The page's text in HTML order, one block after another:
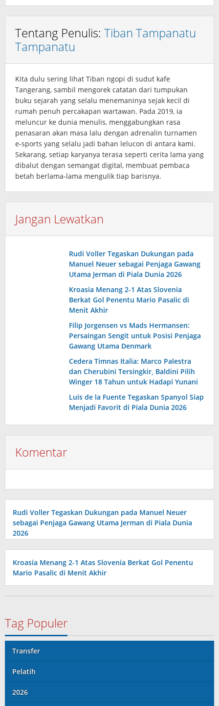
Tentang Penulis: Tiban Tampanatu
Tampanatu
Kita dulu sering lihat Tiban ngopi di sudut kafe
Tangerang, sambil mengorek catatan dari tumpukan
buku sejarah yang selalu menemaninya sejak kecil di
rumah penuh percakapan wartawan. Pada 2019, ia
meluncur ke dunia menulis, menggabungkan rasa
penasaran akan masa lalu dengan adrenalin turnamen
e‑sports yang selalu jadi bahan lelucon di antara kami.
Sekarang, setiap karyanya terasa seperti cerita lama yang
dibalut dengan semangat digital, membuat pembaca
betah berlama‑lama mengulik tiap barisnya.
Jangan Lewatkan
Rudi Voller Tegaskan Dukungan pada
Manuel Neuer sebagai Penjaga Gawang
Utama Jerman di Piala Dunia 2026
Kroasia Menang 2-1 Atas Slovenia
Berkat Gol Penentu Mario Pasalic di
Menit Akhir
Filip Jorgensen vs Mads Hermansen:
Persaingan Sengit untuk Posisi Penjaga
Gawang Utama Denmark
Cedera Timnas Italia: Marco Palestra
dan Cherubini Tersingkir, Baldini Pilih
Winger 18 Tahun untuk Hadapi Yunani
Luis de la Fuente Tegaskan Spanyol Siap
Menjadi Favorit di Piala Dunia 2026
Komentar
Rudi Voller Tegaskan Dukungan pada Manuel Neuer
sebagai Penjaga Gawang Utama Jerman di Piala Dunia
2026
Kroasia Menang 2-1 Atas Slovenia Berkat Gol Penentu
Mario Pasalic di Menit Akhir
Tag Populer
Transfer
Pelatih
2026